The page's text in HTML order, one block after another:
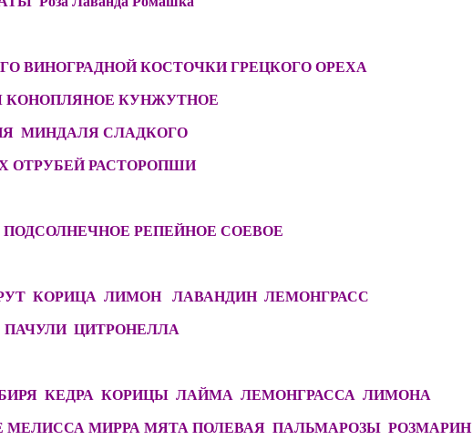
ВИНОГРАДНОЙ КОСТОЧКИ ГРЕЦКОГО ОРЕХА
КУНЖУТНОЕ
МИНДАЛЯ СЛАДКОГО
ОТРУБЕЙ РАСТОРОПШИ
РЕПЕЙНОЕ СОЕВОЕ
КОРИЦА ЛИМОН ЛАВАНДИН ЛЕМОНГРАСС
ЦИТРОНЕЛЛА
КЕДРА КОРИЦЫ ЛАЙМА ЛЕМОНГРАССА ЛИМОНА
МЕЛИССА МИРРА МЯТА ПОЛЕВАЯ ПАЛЬМАРОЗЫ РОЗМАРИН